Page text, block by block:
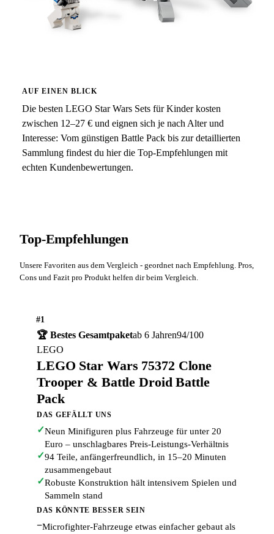
AUF EINEN BLICK
Die besten LEGO Star Wars Sets für Kinder kosten
zwischen 12–27 € und eignen sich je nach Alter und
Interesse: Vom günstigen Battle Pack bis zur detaillierten
Sammlung findest du hier die Top-Empfehlungen mit
echten Kundenbewertungen.
Top-Empfehlungen
Unsere Favoriten aus dem Vergleich - geordnet nach Empfehlung. Pros,
Cons und Fazit pro Produkt helfen dir beim Vergleich.
#1
🏆 Bestes Gesamtpaketab 6 Jahren94/100
LEGO
LEGO Star Wars 75372 Clone
Trooper & Battle Droid Battle
Pack
DAS GEFÄLLT UNS
✓Neun Minifiguren plus Fahrzeuge für unter 20
Euro – unschlagbares Preis-Leistungs-Verhältnis
✓94 Teile, anfängerfreundlich, in 15–20 Minuten
zusammengebaut
✓Robuste Konstruktion hält intensivem Spielen und
Sammeln stand
DAS KÖNNTE BESSER SEIN
−Microfighter-Fahrzeuge etwas einfacher gebaut als